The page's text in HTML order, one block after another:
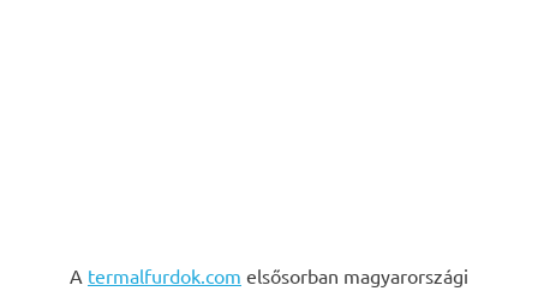
A termalfurdok.com elsősorban magyarországi